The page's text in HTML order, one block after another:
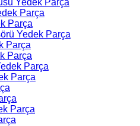
Parça
Parça
Yedek Parça
Parça
Parça
Parça
Parça
Parça